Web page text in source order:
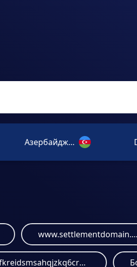
Азербайджан
www.settlementdomain.com
bafkreidsmsahqjzkq6crmab5jovwd6crlwcpuh2pahcqmlxjznwmf4qhkq.ipfs.dweb.link